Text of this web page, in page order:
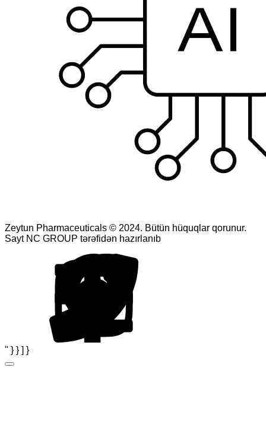
Zeytun Pharmaceuticals © 2024. Bütün hüquqlar qorunur.
Sayt NC GROUP tərəfidən hazırlanıb
" } } ] }